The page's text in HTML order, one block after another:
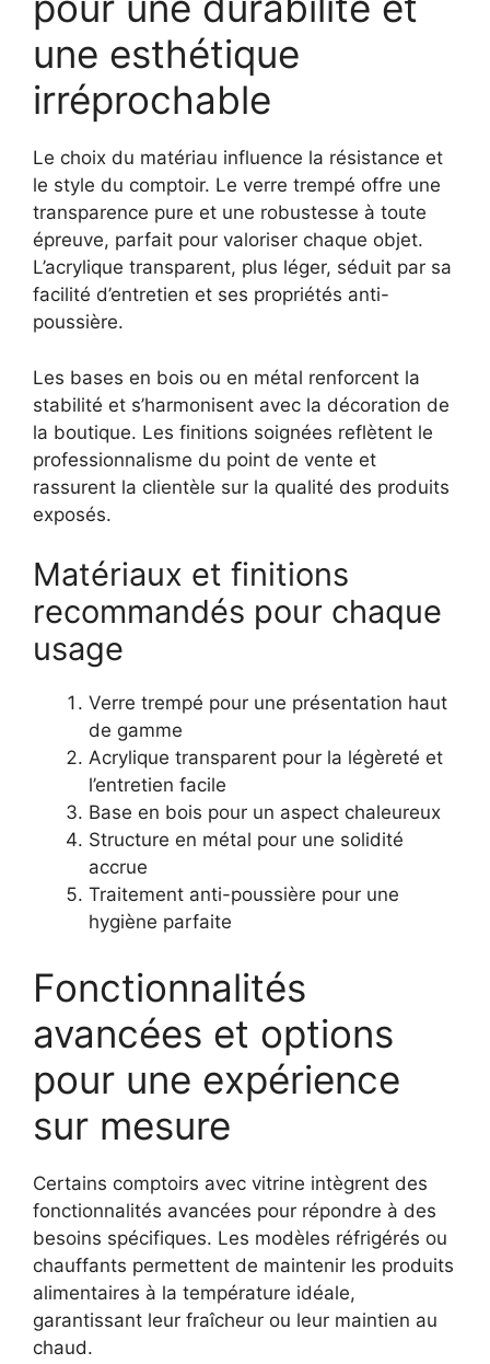
une esthétique
irréprochable
Le choix du matériau influence la résistance et
le style du comptoir. Le verre trempé offre une
transparence pure et une robustesse à toute
épreuve, parfait pour valoriser chaque objet.
L’acrylique transparent, plus léger, séduit par sa
facilité d’entretien et ses propriétés anti-
poussière.
Les bases en bois ou en métal renforcent la
stabilité et s’harmonisent avec la décoration de
la boutique. Les finitions soignées reflètent le
professionnalisme du point de vente et
rassurent la clientèle sur la qualité des produits
exposés.
Matériaux et finitions
recommandés pour chaque
usage
Verre trempé pour une présentation haut
de gamme
Acrylique transparent pour la légèreté et
l’entretien facile
Base en bois pour un aspect chaleureux
Structure en métal pour une solidité
accrue
Traitement anti-poussière pour une
hygiène parfaite
Fonctionnalités
avancées et options
pour une expérience
sur mesure
Certains comptoirs avec vitrine intègrent des
fonctionnalités avancées pour répondre à des
besoins spécifiques. Les modèles réfrigérés ou
chauffants permettent de maintenir les produits
alimentaires à la température idéale,
garantissant leur fraîcheur ou leur maintien au
chaud.